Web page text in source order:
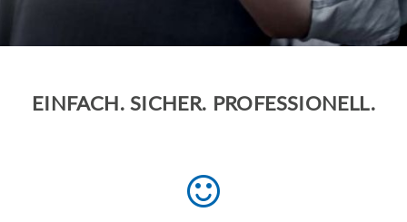
EINFACH. SICHER. PROFESSIONELL.